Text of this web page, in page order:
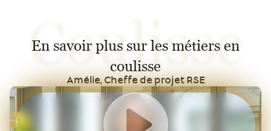
Coulisse
En savoir plus sur les métiers en
coulisse
Amélie, Cheffe de projet RSE